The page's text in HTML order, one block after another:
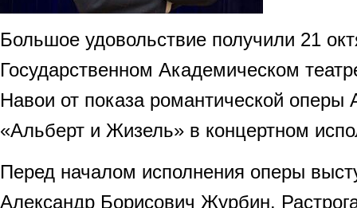
Большое удовольствие получили 21
Государственном Академическом
Навои от показа романтической
«Альберт и Жизель» в концертном
Перед началом исполнения оперы
Александр Борисович Журбин.